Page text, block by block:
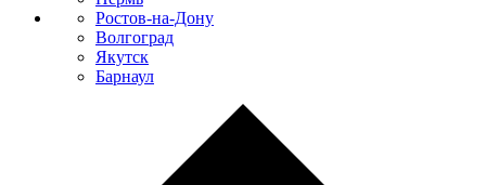
Ростов-на-Дону
Волгоград
Якутск
Барнаул